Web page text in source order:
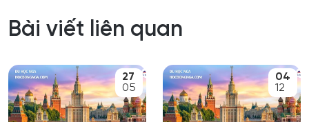
Bài viết liên quan
27
05
04
12